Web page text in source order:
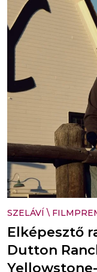
SZELÁVÍ \
Elképesztő
Dutton